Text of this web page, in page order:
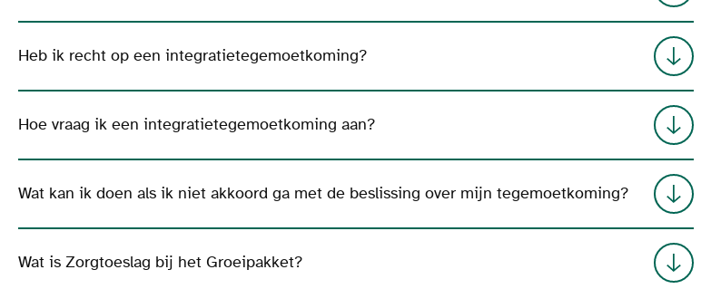
Heb ik recht op een integratietegemoetkoming?
Hoe vraag ik een integratietegemoetkoming aan?
Wat kan ik doen als ik niet akkoord ga met de beslissing over mijn tegemoetkoming?
Wat is Zorgtoeslag bij het Groeipakket?